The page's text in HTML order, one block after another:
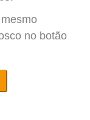
no botão